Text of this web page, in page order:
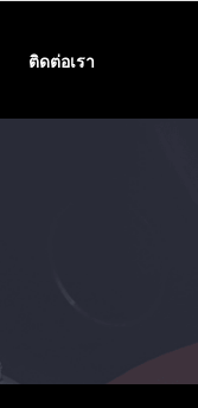
ติดต่อเรา